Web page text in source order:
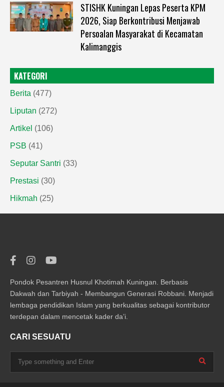
STISHK Kuningan Lepas Peserta KPM
2026, Siap Berkontribusi Menjawab
Persoalan Masyarakat di Kecamatan
Kalimanggis
KATEGORI
Berita (477)
Liputan (272)
Artikel (106)
PSB (41)
Seputar Santri (33)
Prestasi (30)
Hikmah (25)
Pondok Pesantren Husnul Khotimah Kuningan. Berbasis
Dakwah dan Tarbiyah - Membangun Generasi Robbani. Menjadi
lembaga pendidikan Islam yang berkualitas sebagai kontributor
terdepan dalam mencetak kader da’i.
CARI SESUATU